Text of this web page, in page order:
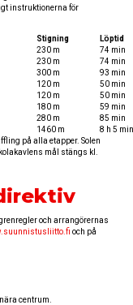
instruktionerna för
Stigning
Löptid
230 m
74 min
230 m
74 min
300 m
93 min
120 m
50 min
120 m
50 min
180 m
59 min
280 m
85 min
1460 m
8 h 5 min
på alla etapper. Solen
mål stängs kl.
och arrangörernas
och på
centrum.